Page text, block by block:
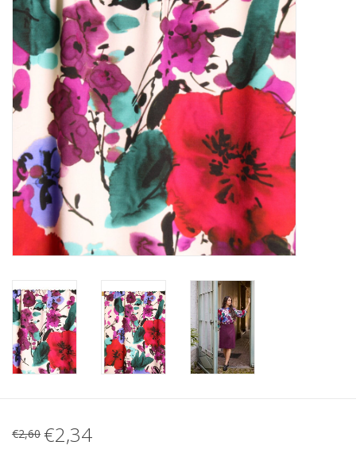
Studio Olive inspireert....
€2,60 €2,34